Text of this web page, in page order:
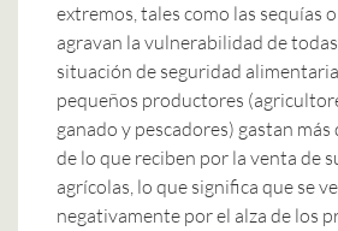
extremos, tales como las sequías
agravan la vulnerabilidad de
situación de seguridad
pequeños productores
ganado y pescadores) gastan
de lo que reciben por la venta de
agrícolas, lo que significa que se
negativamente por el alza de los